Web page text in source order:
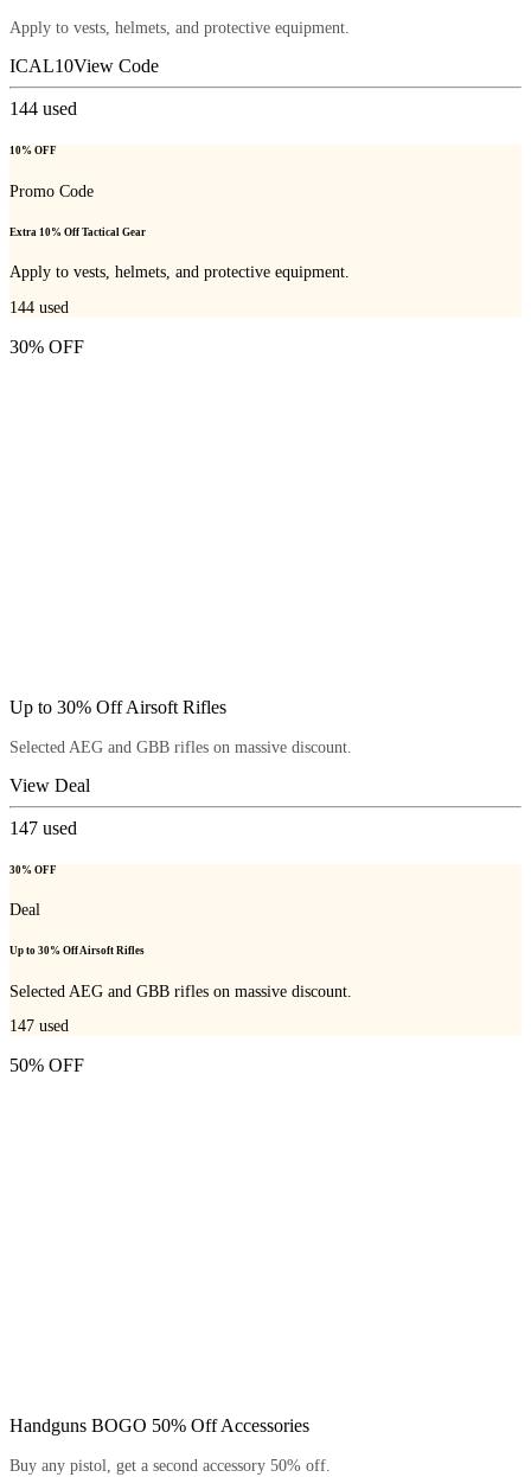
Apply to vests, helmets, and protective equipment.
ICAL10View Code
144 used
10% OFF
Promo Code
Extra 10% Off Tactical Gear
Apply to vests, helmets, and protective equipment.
144 used
30% OFF
Up to 30% Off Airsoft Rifles
Selected AEG and GBB rifles on massive discount.
View Deal
147 used
30% OFF
Deal
Up to 30% Off Airsoft Rifles
Selected AEG and GBB rifles on massive discount.
147 used
50% OFF
Handguns BOGO 50% Off Accessories
Buy any pistol, get a second accessory 50% off.